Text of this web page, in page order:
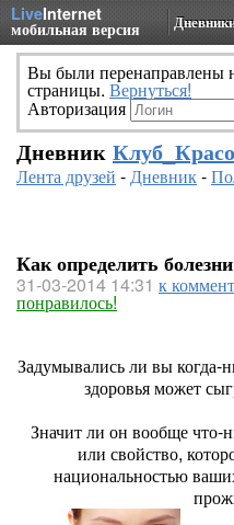
LiveInternet
мобильная версия
Вы были перенаправлены
страницы. Вернуться!
Авторизация
Дневник
Лента друзей -Дневник-
Как определить
31-03-2014 14:31 к
понравилось!
Задумывались ли вы когда-
здоровья может
Значит ли он вообще что-
или свойство,
национальностью